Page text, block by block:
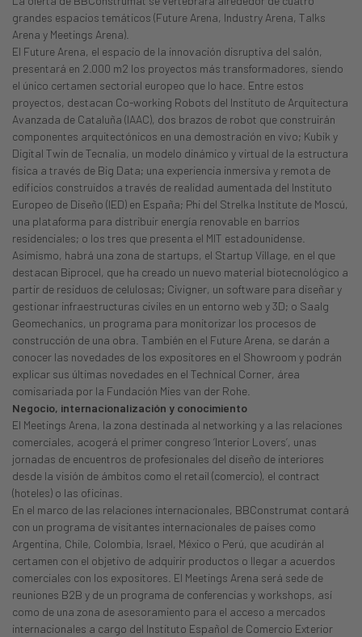
grandes espacios temáticos (Future Arena, Industry Arena, Talks
Arena y Meetings Arena).
El Future Arena, el espacio de la innovación disruptiva del salón,
presentará en 2.000 m2 los proyectos más transformadores, siendo
el único certamen sectorial europeo que lo hace. Entre estos
proyectos, destacan Co-working Robots del Instituto de Arquitectura
Avanzada de Cataluña (IAAC), dos brazos de robot que construirán
componentes arquitectónicos en una demostración en vivo; Kubik y
Digital Twin de Tecnalia, un modelo dinámico y virtual de la estructura
física a través de Big Data; una experiencia inmersiva y remota de
edificios construidos a través de realidad aumentada del Instituto
Europeo de Diseño (IED) en España; Phi del Strelka Institute de Moscú,
una plataforma para distribuir energía renovable en barrios
residenciales; o los tres que presenta el MIT estadounidense.
Asimismo, habrá una zona de startups, el Startup Village, en el que
destacan Biprocel, que ha creado un nuevo material biotecnológico a
partir de residuos de celulosas; Civigner, un software para diseñar y
gestionar infraestructuras civiles en un entorno web y 3D; o Saalg
Geomechanics, un programa para monitorizar los procesos de
construcción de una obra. También en el Future Arena, se darán a
conocer las novedades de los expositores en el Showroom y podrán
explicar sus últimas novedades en el Technical Corner, área
comisariada por la Fundación Mies van der Rohe.
Negocio, internacionalización y conocimiento
El Meetings Arena, la zona destinada al networking y a las relaciones
comerciales, acogerá el primer congreso ‘Interior Lovers’, unas
jornadas de encuentros de profesionales del diseño de interiores
desde la visión de ámbitos como el retail (comercio), el contract
(hoteles) o las oficinas.
En el marco de las relaciones internacionales, BBConstrumat contará
con un programa de visitantes internacionales de países como
Argentina, Chile, Colombia, Israel, México o Perú, que acudirán al
certamen con el objetivo de adquirir productos o llegar a acuerdos
comerciales con los expositores. El Meetings Arena será sede de
reuniones B2B y de un programa de conferencias y workshops, así
como de una zona de asesoramiento para el acceso a mercados
internacionales a cargo del Instituto Español de Comercio Exterior